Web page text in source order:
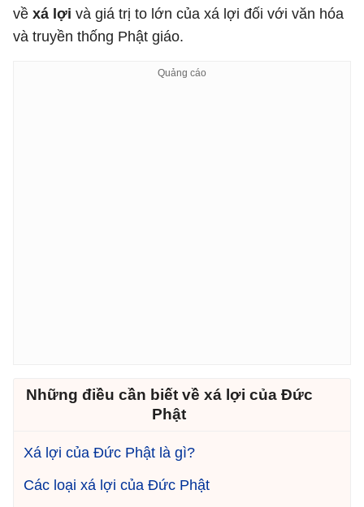
về xá lợi và giá trị to lớn của xá lợi đối với văn hóa
và truyền thống Phật giáo.
Những điều cần biết về xá lợi của Đức
Phật
Xá lợi của Đức Phật là gì?
Các loại xá lợi của Đức Phật